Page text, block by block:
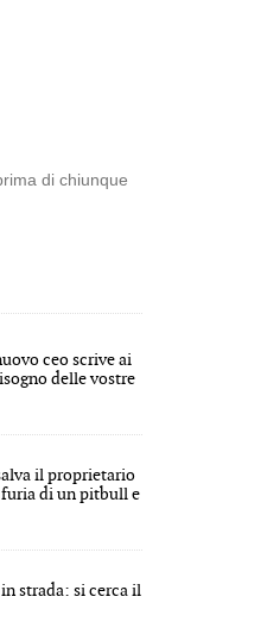
di chiunque
ceo scrive ai
delle vostre
il proprietario
di un pitbull e
strada: si cerca il